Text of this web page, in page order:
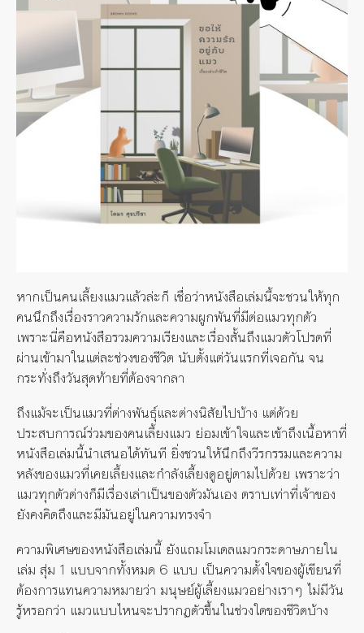
หากเป็นคนเลี้ยงแมวแล้วล่ะก็ เชื่อว่าหนังสือเล่มนี้จะชวนให้ทุก
คนนึกถึงเรื่องราวความรักและความผูกพันที่มีต่อแมวทุกตัว
เพราะนี่คือหนังสือรวมความเรียงและเรื่องสั้นถึงแมวตัวโปรดที่
ผ่านเข้ามาในแต่ละช่วงของชีวิต นับตั้งแต่วันแรกที่เจอกัน จน
กระทั่งถึงวันสุดท้ายที่ต้องจากลา
ถึงแม้จะเป็นแมวที่ต่างพันธุ์และต่างนิสัยไปบ้าง แต่ด้วย
ประสบการณ์ร่วมของคนเลี้ยงแมว ย่อมเข้าใจและเข้าถึงเนื้อหาที่
หนังสือเล่มนี้นำเสนอได้ทันที ยิ่งชวนให้นึกถึงวีรกรรมและความ
หลังของแมวที่เคยเลี้ยงและกำลังเลี้ยงดูอยู่ตามไปด้วย เพราะว่า
แมวทุกตัวต่างก็มีเรื่องเล่าเป็นของตัวมันเอง ตราบเท่าที่เจ้าของ
ยังคงคิดถึงและมีมันอยู่ในความทรงจำ
ความพิเศษของหนังสือเล่มนี้ ยังแถมโมเดลแมวกระดาษภายใน
เล่ม สุ่ม 1 แบบจากทั้งหมด 6 แบบ เป็นความตั้งใจของผู้เขียนที่
ต้องการแทนความหมายว่า มนุษย์ผู้เลี้ยงแมวอย่างเราๆ ไม่มีวัน
รู้หรอกว่า แมวแบบไหนจะปรากฏตัวขึ้นในช่วงใดของชีวิตบ้าง